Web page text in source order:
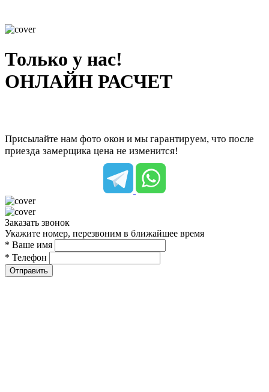
Только у нас!
ОНЛАЙН РАСЧЕТ
Присылайте нам фото окон и мы гарантируем, что после
приезда замерщика цена не изменится!
Заказать звонок
Укажите номер, перезвоним в ближайшее время
* Ваше имя
* Телефон
Отправить